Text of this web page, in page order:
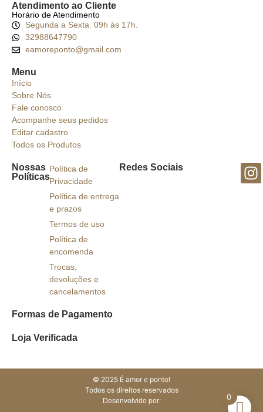
Atendimento ao Cliente
Horário de Atendimento
Segunda a Sexta. 09h às 17h.
32988647790
eamoreponto@gmail.com
Menu
Início
Sobre Nós
Fale conosco
Acompanhe seus pedidos
Editar cadastro
Todos os Produtos
Nossas
Políticas
Política de
Privacidade
Política de entrega
e prazos
Termos de uso
Política de
encomenda
Trocas,
devoluções e
cancelamentos
Redes Sociais
Formas de Pagamento
Loja Verificada
© 2025 É amor e ponto!
Todos os direitos reservados
Desenvolvido por: 0